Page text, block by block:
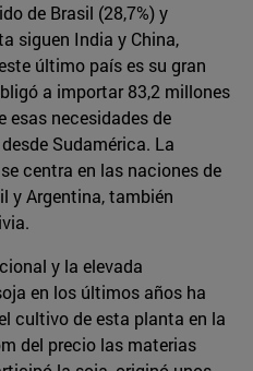
de Brasil (28,7%) y
siguen India y China,
último país es su gran
a importar 83,2 millones
esas necesidades de
Sudamérica. La
centra en las naciones de
y Argentina, también
y la elevada
en los últimos años ha
cultivo de esta planta en la
del precio las materias